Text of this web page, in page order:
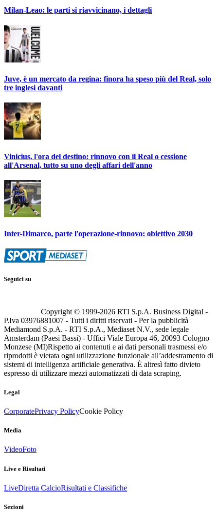
Milan-Leao: le parti si riavvicinano, i dettagli
Juve, è un mercato da regina: finora ha speso più del Real, solo
tre inglesi davanti
Vinicius, l'ora del destino: rinnovo con il Real o cessione
all'Arsenal, tutto su uno degli affari dell'anno
Inter-Dimarco, parte l'operazione-rinnovo: obiettivo 2030
Seguici su
Copyright © 1999-2026 RTI S.p.A. Business Digital -
P.Iva 03976881007 - Tutti i diritti riservati - Per la pubblicità
Mediamond S.p.A. - RTI S.p.A., Mediaset N.V., sede legale
Amsterdam (Paesi Bassi) - Uffici Viale Europa 46, 20093 Cologno
Monzese (MI)Rispetto ai contenuti e ai dati personali trasmessi e/o
riprodotti è vietata ogni utilizzazione funzionale all’addestramento di
sistemi di intelligenza artificiale generativa. È altresì fatto divieto
espresso di utilizzare mezzi automatizzati di data scraping.
Legal
CorporatePrivacy PolicyCookie Policy
Media
VideoFoto
Live e Risultati
LiveDiretta CalcioRisultati e Classifiche
Sezioni